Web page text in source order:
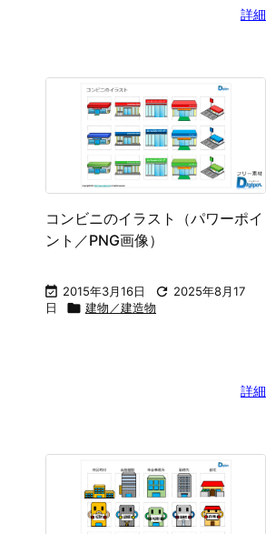
詳細
コンビニのイラスト（パワーポイ
ント／PNG画像）
 2015年3月16日  2025年8月17
日
 建物／建造物
詳細